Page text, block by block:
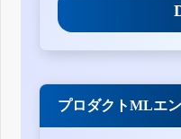
プロダクトMLエ